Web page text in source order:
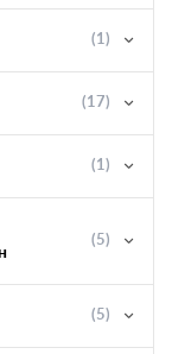
(1)
(17)
(1)
(5)
(5)